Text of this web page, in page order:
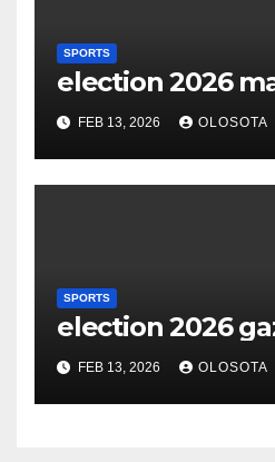
SPORTS
election 2026
FEB 13, 2026 OLOSOTA
SPORTS
election 2026
FEB 13, 2026 OLOSOTA